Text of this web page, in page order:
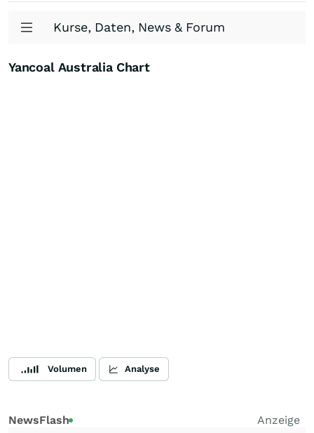
Kurse, Daten, News & Forum
Yancoal Australia Chart
Volumen Analyse
NewsFlash
Anzeige